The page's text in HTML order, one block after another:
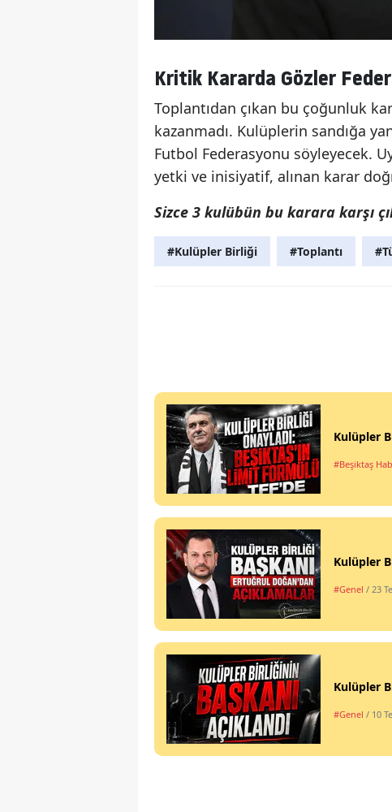
Kritik Kararda Gözler
Toplantıdan çıkan bu çoğunluk
kazanmadı. Kulüplerin sandığa
Futbol Federasyonu söyleyecek.
yetki ve inisiyatif, alınan karar
Sizce 3 kulübün bu karara karşı
#Kulüpler Birliği #Toplantı
Kulüpler
#Beşiktaş
Kulüpler
#Genel / 23
Kulüpler
#Genel / 10